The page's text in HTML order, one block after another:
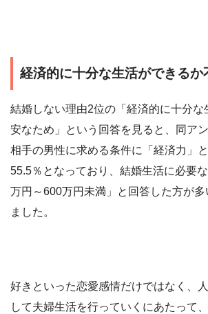
経済的に十分な生活ができるか
結婚しない理由2位の「経済的に十分な
安なため」という回答を見ると、同ア
相手の男性に求める条件に「経済力」
55.5％となっており、結婚生活に必要
万円～600万円未満」と回答した方が
ました。
好きといった恋愛感情だけではなく、
して夫婦生活を行っていくにあたって